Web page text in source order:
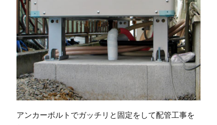
アンカーボルトでガッチリと固定をして配管工事を